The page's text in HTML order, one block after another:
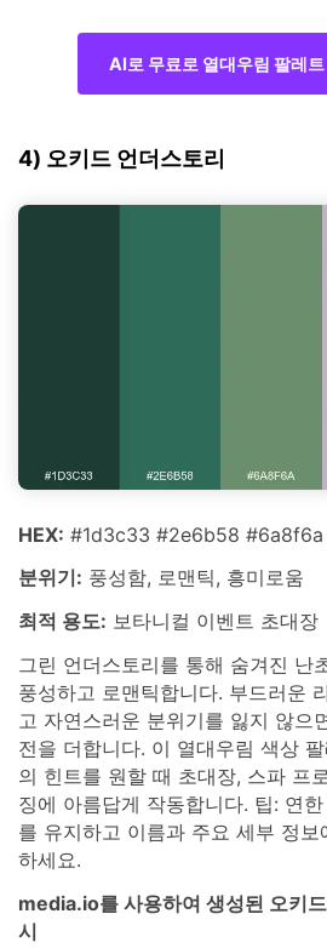
AI로 무료로 열대우림 팔레
4) 오키드 언더스토리
HEX: #1d3c33 #2e6b58
분위기: 풍성함, 로맨틱, 흥미로움
최적 용도: 보타니컬 이벤트 초대장
그린 언더스토리를 통해 숨겨진 난
풍성하고 로맨틱합니다. 부드러운
고 자연스러운 분위기를 잃지 않으
전을 더합니다. 이 열대우림 색상
의 힌트를 원할 때 초대장, 스파 프
징에 아름답게 작동합니다. 팁: 연
를 유지하고 이름과 주요 세부 정
하세요.
media.io를 사용하여 생성된 오키
시